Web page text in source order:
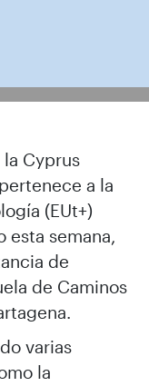
realizando una
Cyprus
a la
(EUt+)
esta semana,
de
de Caminos
varias
la